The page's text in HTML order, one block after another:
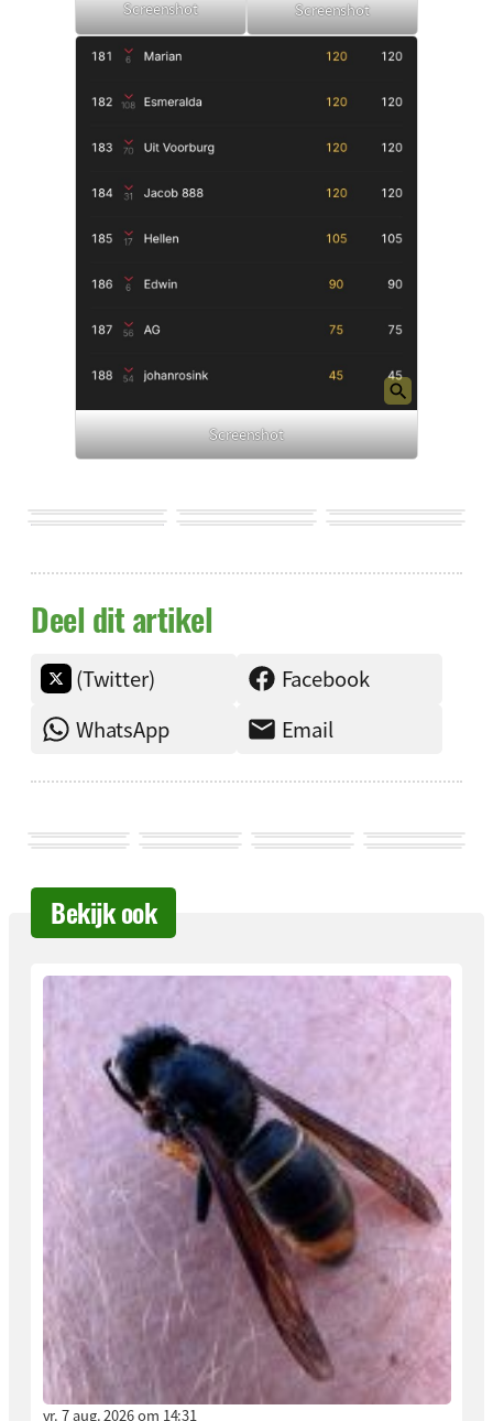
Screenshot Screenshot
Screenshot
Deel dit artikel
(Twitter)
Facebook
WhatsApp
Email
Bekijk ook
vr. 7 aug. 2026 om 14:31